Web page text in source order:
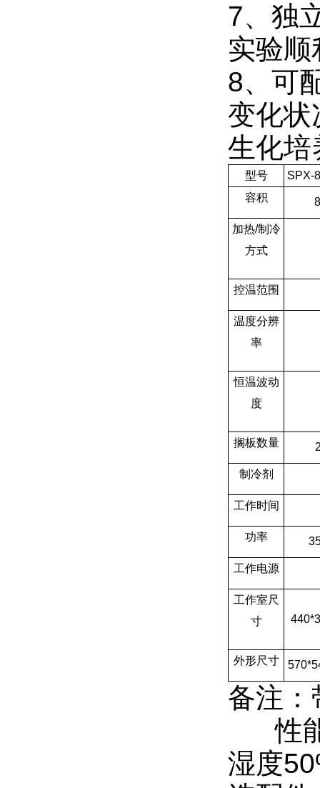
7、独
实验顺
8、可
变化状
生化培
型号
SPX-
容积
加热/制冷
方式
控温范围
温度分辨
率
恒温波动
度
搁板数量
制冷剂
工作时间
功率
工作电源
工作室尺
寸
外形尺寸
备注：
性能
湿度